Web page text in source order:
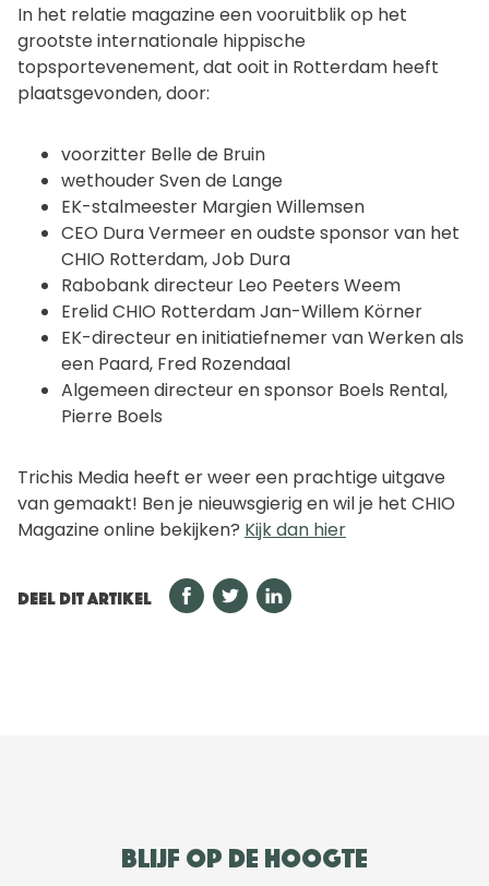
In het relatie magazine een vooruitblik op het
grootste internationale hippische
topsportevenement, dat ooit in Rotterdam heeft
plaatsgevonden, door:
voorzitter Belle de Bruin
wethouder Sven de Lange
EK-stalmeester Margien Willemsen
CEO Dura Vermeer en oudste sponsor van het
CHIO Rotterdam, Job Dura
Rabobank directeur Leo Peeters Weem
Erelid CHIO Rotterdam Jan-Willem Körner
EK-directeur en initiatiefnemer van Werken als
een Paard, Fred Rozendaal
Algemeen directeur en sponsor Boels Rental,
Pierre Boels
Trichis Media heeft er weer een prachtige uitgave
van gemaakt! Ben je nieuwsgierig en wil je het CHIO
Magazine online bekijken? Kijk dan hier
DEEL DIT ARTIKEL
Blijf op de hoogte